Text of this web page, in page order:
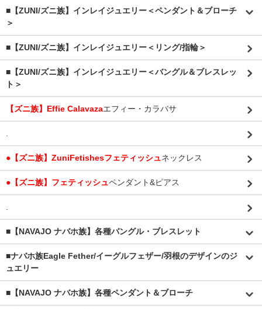
■【ZUNI/ズニ族】インレイジュエリー＜ペンダント＆ブローチ
＞
■【ZUNI/ズニ族】インレイジュエリー＜リング/指輪＞
■【ZUNI/ズニ族】インレイジュエリー＜バングル＆ブレスレッ
ト＞
【ズニ族】Effie Calavazaエフィー・カラバサ
.
●【ズニ族】ZuniFetishesフェティッシュネックレス
●【ズニ族】フェティッシュペンダント&ピアス
.
■【NAVAJO ナバホ族】各種バングル・ブレスレット
■ナバホ族Eagle Fether/イーグルフェザー/羽根のデザインのジ
ュエリー
■【NAVAJO ナバホ族】各種ペンダント＆ブローチ